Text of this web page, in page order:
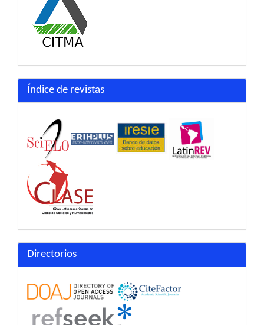
Índice de revistas
Directorios